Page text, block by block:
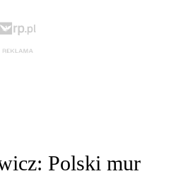
Polski mur